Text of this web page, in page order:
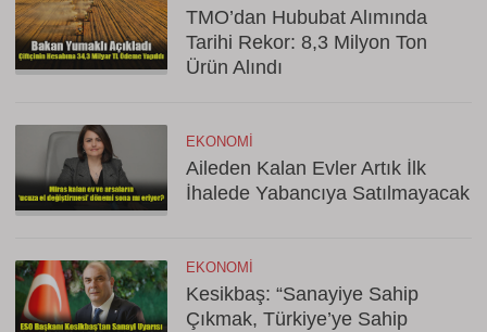
TMO’dan Hububat Alımında
Tarihi Rekor: 8,3 Milyon Ton
Ürün Alındı
EKONOMI
Aileden Kalan Evler Artık İlk
İhalede Yabancıya Satılmayacak
EKONOMI
Kesikbaş: “Sanayiye Sahip
Çıkmak, Türkiye’ye Sahip